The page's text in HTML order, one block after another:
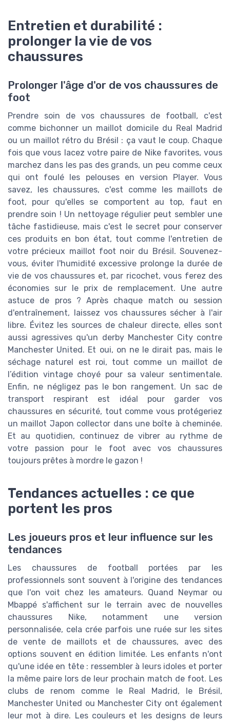
Entretien et durabilité :
prolonger la vie de vos
chaussures
Prolonger l'âge d'or de vos chaussures de
foot
Prendre soin de vos chaussures de football, c'est
comme bichonner un maillot domicile du Real Madrid
ou un maillot rétro du Brésil : ça vaut le coup. Chaque
fois que vous lacez votre paire de Nike favorites, vous
marchez dans les pas des grands, un peu comme ceux
qui ont foulé les pelouses en version Player. Vous
savez, les chaussures, c'est comme les maillots de
foot, pour qu'elles se comportent au top, faut en
prendre soin ! Un nettoyage régulier peut sembler une
tâche fastidieuse, mais c'est le secret pour conserver
ces produits en bon état, tout comme l'entretien de
votre précieux maillot foot noir du Brésil. Souvenez-
vous, éviter l'humidité excessive prolonge la durée de
vie de vos chaussures et, par ricochet, vous ferez des
économies sur le prix de remplacement. Une autre
astuce de pros ? Après chaque match ou session
d'entraînement, laissez vos chaussures sécher à l'air
libre. Évitez les sources de chaleur directe, elles sont
aussi agressives qu'un derby Manchester City contre
Manchester United. Et oui, on ne le dirait pas, mais le
séchage naturel est roi, tout comme un maillot de
l’édition vintage choyé pour sa valeur sentimentale.
Enfin, ne négligez pas le bon rangement. Un sac de
transport respirant est idéal pour garder vos
chaussures en sécurité, tout comme vous protégeriez
un maillot Japon collector dans une boîte à cheminée.
Et au quotidien, continuez de vibrer au rythme de
votre passion pour le foot avec vos chaussures
toujours prêtes à mordre le gazon !
Tendances actuelles : ce que
portent les pros
Les joueurs pros et leur influence sur les
tendances
Les chaussures de football portées par les
professionnels sont souvent à l'origine des tendances
que l'on voit chez les amateurs. Quand Neymar ou
Mbappé s'affichent sur le terrain avec de nouvelles
chaussures Nike, notamment une version
personnalisée, cela crée parfois une ruée sur les sites
de vente de maillots et de chaussures, avec des
options souvent en édition limitée. Les enfants n'ont
qu'une idée en tête : ressembler à leurs idoles et porter
la même paire lors de leur prochain match de foot. Les
clubs de renom comme le Real Madrid, le Brésil,
Manchester United ou Manchester City ont également
leur mot à dire. Les couleurs et les designs de leurs